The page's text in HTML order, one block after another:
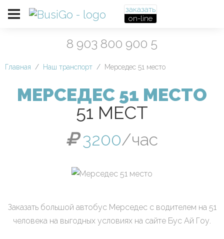
заказать
on-line
8 903 800 900 5
Главная Наш транспорт Мерседес 51 место
МЕРСЕДЕС 51 МЕСТО
51 МЕСТ
3200/час
Заказать большой автобус Мерседес с водителем на 51
человека на выгодных условиях на сайте Бус Ай Гоу.